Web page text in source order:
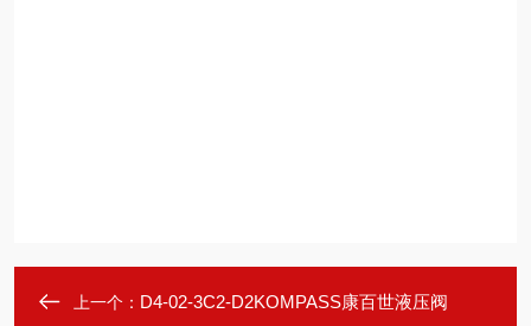
上一个： D4-02-3C2-D2KOMPASS康百世液压阀